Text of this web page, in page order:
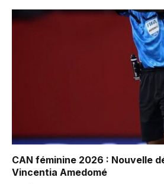
CAN féminine 2026 : Nouvelle
Vincentia Amedomé